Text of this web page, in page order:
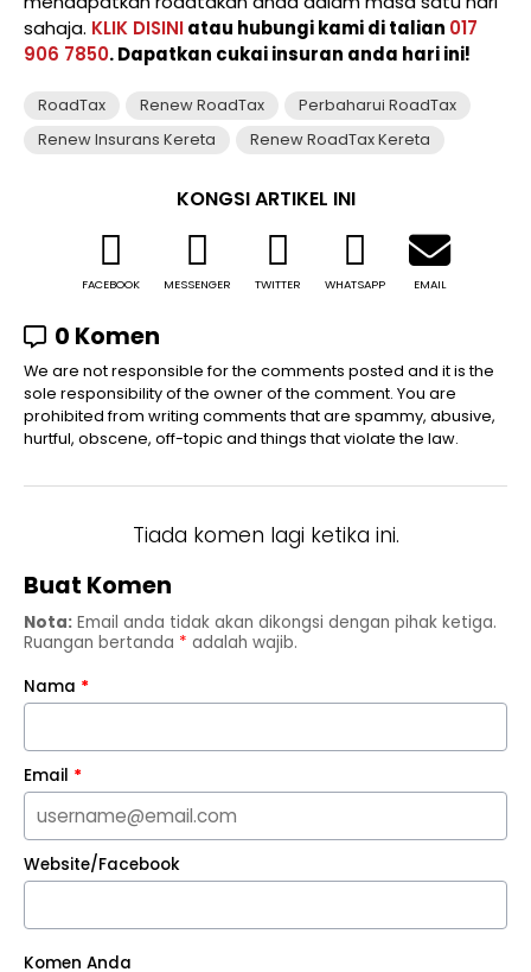
sahaja. KLIK DISINIatau hubungi kami di talian 017
906 7850. Dapatkan cukai insuran anda hari ini!
RoadTax Renew RoadTax
Perbaharui RoadTax
Renew Insurans Kereta
Renew RoadTax Kereta
KONGSI ARTIKEL INI
FACEBOOK MESSENGER TWITTER WHATSAPP EMAIL
0 Komen
We are not responsible for the comments posted and it is the
sole responsibility of the owner of the comment. You are
prohibited from writing comments that are spammy, abusive,
hurtful, obscene, off-topic and things that violate the law.
Tiada komen lagi ketika ini.
Buat Komen
Nota: Email anda tidak akan dikongsi dengan pihak ketiga.
Ruangan bertanda * adalah wajib.
Nama *
Email *
Website/Facebook
Komen Anda